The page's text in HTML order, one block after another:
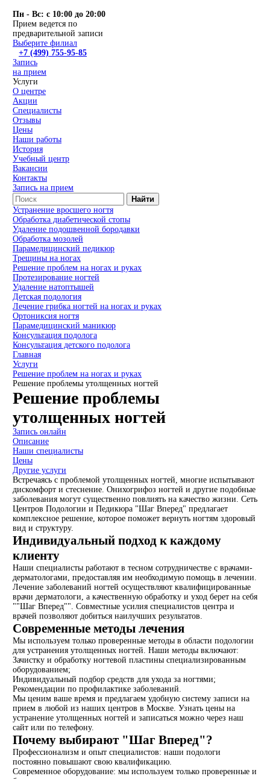
Пн - Вс: с 10:00 до 20:00
Прием ведется по
предварительной записи
Выберите филиал
+7 (499) 755-95-85
Запись
на прием
Услуги
О центре
Акции
Специалисты
Отзывы
Цены
Наши работы
История
Учебный центр
Вакансии
Контакты
Запись на прием
Найти
Устранение вросшего ногтя
Обработка диабетической стопы
Удаление подошвенной бородавки
Обработка мозолей
Парамедицинский педикюр
Трещины на ногах
Решение проблем на ногах и руках
Протезирование ногтей
Удаление натоптышей
Детская подология
Лечение грибка ногтей на ногах и руках
Ортониксия ногтя
Парамедицинский маникюр
Консультация подолога
Консультация детского подолога
Главная
Услуги
Решение проблем на ногах и руках
Решение проблемы утолщенных ногтей
Решение проблемы
утолщенных ногтей
Запись онлайн
Описание
Наши специалисты
Цены
Другие услуги
Встречаясь с проблемой утолщенных ногтей, многие испытывают
дискомфорт и стеснение. Онихогрифоз ногтей и другие подобные
заболевания могут существенно повлиять на качество жизни. Сеть
Центров Подологии и Педикюра "Шаг Вперед" предлагает
комплексное решение, которое поможет вернуть ногтям здоровый
вид и структуру.
Индивидуальный подход к каждому
клиенту
Наши специалисты работают в тесном сотрудничестве с врачами-
дерматологами, предоставляя им необходимую помощь в лечении.
Лечение заболеваний ногтей осуществляют квалифицированные
врачи дерматологи, а качественную обработку и уход берет на себя
""Шаг Вперед"". Совместные усилия специалистов центра и
врачей позволяют добиться наилучших результатов.
Современные методы лечения
Мы используем только проверенные методы в области подологии
для устранения утолщенных ногтей. Наши методы включают:
Зачистку и обработку ногтевой пластины специализированным
оборудованием;
Индивидуальный подбор средств для ухода за ногтями;
Рекомендации по профилактике заболеваний.
Мы ценим ваше время и предлагаем удобную систему записи на
прием в любой из наших центров в Москве. Узнать цены на
устранение утолщенных ногтей и записаться можно через наш
сайт или по телефону.
Почему выбирают "Шаг Вперед"?
Профессионализм и опыт специалистов: наши подологи
постоянно повышают свою квалификацию.
Современное оборудование: мы используем только проверенные и